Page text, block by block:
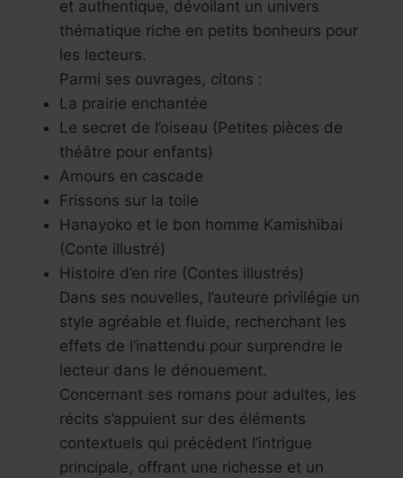
et authentique, dévoilant un univers
thématique riche en petits bonheurs pour
les lecteurs.
Parmi ses ouvrages, citons :
La prairie enchantée
Le secret de l’oiseau (Petites pièces de
théâtre pour enfants)
Amours en cascade
Frissons sur la toile
Hanayoko et le bon homme Kamishibai
(Conte illustré)
Histoire d’en rire (Contes illustrés)
Dans ses nouvelles, l’auteure privilégie un
style agréable et fluide, recherchant les
effets de l’inattendu pour surprendre le
lecteur dans le dénouement.
Concernant ses romans pour adultes, les
récits s’appuient sur des éléments
contextuels qui précèdent l’intrigue
principale, offrant une richesse et un